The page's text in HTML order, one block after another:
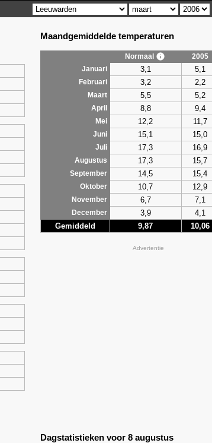
Maandgemiddelde temperaturen
Normaal 2005
Januari
3,1 5,1
Februari 3,2 2,2
Maart 5,5 5,2
April
8,8 9,4
Mei
12,2 11,7
Juni
15,1 15,0
Juli
17,3 16,9
Augustus
17,3 15,7
September
14,5 15,4
Oktober
10,7 12,9
November
6,7 7,1
December
3,9 4,1
Gemiddeld 9,87 10,06
Advertentie
Dagstatistieken voor 8 augustus